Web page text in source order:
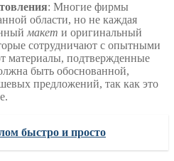
: Многие фирмы
области, но не каждая
макет и оригинальный
сотрудничают с опытными
материалы, подтвержденные
быть обоснованной,
предложений, так как это
быстро и просто